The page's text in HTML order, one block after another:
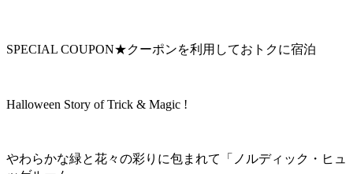
SPECIAL COUPON★クーポンを利用しておトクに宿泊
Halloween Story of Trick & Magic !
やわらかな緑と花々の彩りに包まれて「ノルディック・ヒュ